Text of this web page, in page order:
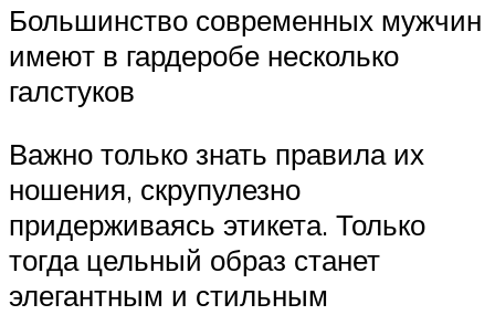
Большинство современных мужчин
имеют в гардеробе несколько
галстуков
Важно только знать правила их
ношения, скрупулезно
придерживаясь этикета. Только
тогда цельный образ станет
элегантным и стильным